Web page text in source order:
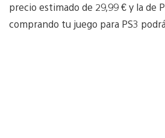
precio estimado de 29,99 € y la de
comprando tu juego para PS3